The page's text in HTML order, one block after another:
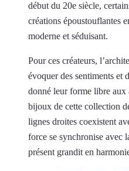
début du 20e siècle,
créations époustouflantes
moderne et séduisant.
Pour ces créateurs,
évoquer des sentiments et
donné leur forme libre aux
bijoux de cette collection
lignes droites coexistent
force se synchronise avec
présent grandit en